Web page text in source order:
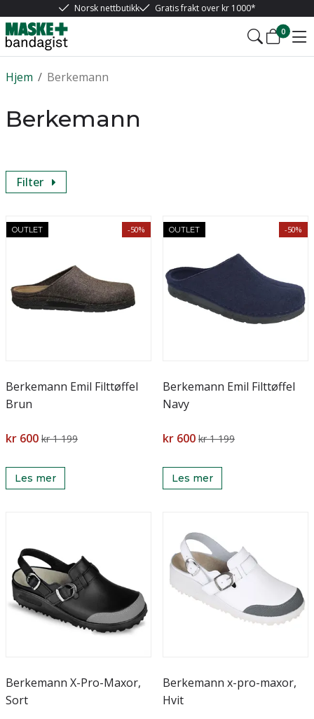
Norsk nettbutikk Gratis frakt over kr 1000*
0
/
Hjem Berkemann
Berkemann
Filter
OUTLET -50%
Berkemann Emil Filttøffel
Brun
kr 600 kr 1 199
Les mer
OUTLET -50%
Berkemann Emil Filttøffel
Navy
kr 600 kr 1 199
Les mer
Berkemann X-Pro-Maxor,
Sort
Berkemann x-pro-maxor,
Hvit